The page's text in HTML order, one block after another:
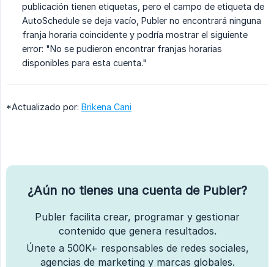
publicación tienen etiquetas, pero el campo de etiqueta de
AutoSchedule se deja vacío, Publer no encontrará ninguna
franja horaria coincidente y podría mostrar el siguiente
error: "No se pudieron encontrar franjas horarias
disponibles para esta cuenta."
*Actualizado por: Brikena Cani
¿Aún no tienes una cuenta de Publer?
Publer facilita crear, programar y gestionar
contenido que genera resultados.
Únete a 500K+ responsables de redes sociales,
agencias de marketing y marcas globales.